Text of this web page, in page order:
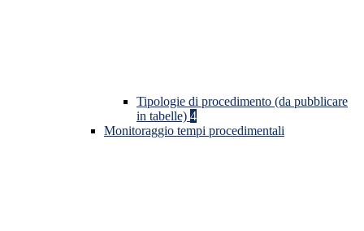
Tipologie di procedimento (da pubblicare
in tabelle) 4
Monitoraggio tempi procedimentali